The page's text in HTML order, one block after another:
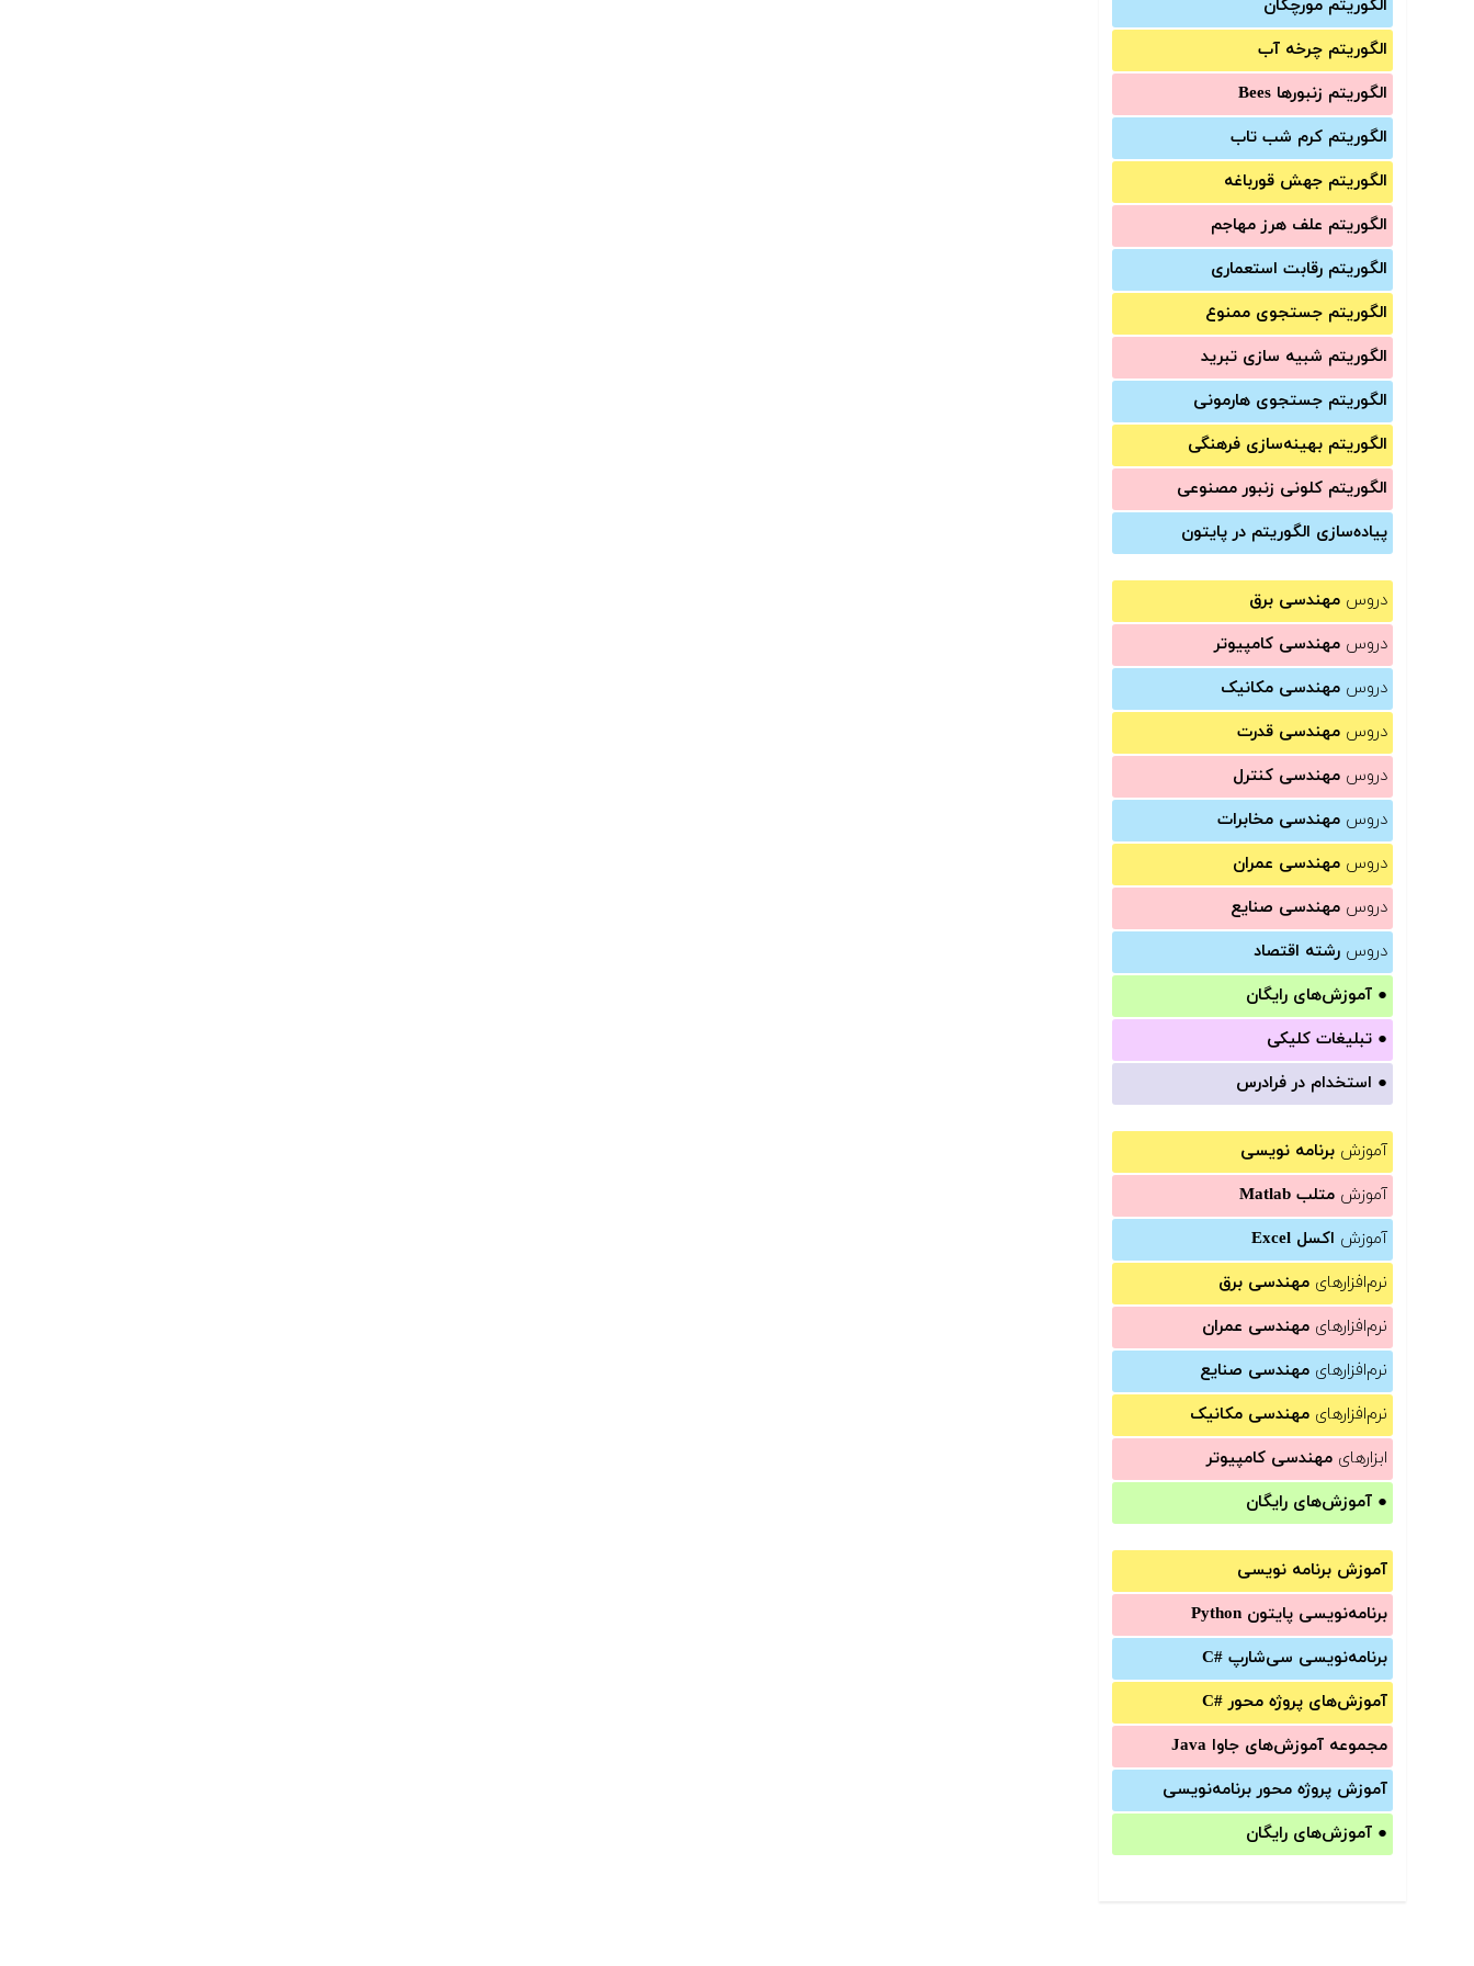
الگوریتم مورچگان
الگوریتم چرخه آب
الگوریتم زنبورها Bees
الگوریتم کرم شب تاب
الگوریتم جهش قورباغه
الگوریتم علف هرز مهاجم
الگوریتم رقابت استعماری
الگوریتم جستجوی ممنوع
الگوریتم شبیه سازی تبرید
الگوریتم جستجوی هارمونی
الگوریتم بهینه‌سازی فرهنگی
الگوریتم کلونی زنبور مصنوعی
پیاده‌سازی الگوریتم در پایتون
دروس مهندسی برق
دروس مهندسی کامپیوتر
دروس مهندسی مکانیک
دروس مهندسی قدرت
دروس مهندسی کنترل
دروس مهندسی مخابرات
دروس مهندسی عمران
دروس مهندسی صنایع
دروس رشته اقتصاد
● آموزش‌های رایگان
● تبلیغات کلیکی
● استخدام در فرادرس
آموزش برنامه نویسی
آموزش متلب Matlab
آموزش اکسل Excel
نرم‌افزارهای مهندسی برق
نرم‌افزارهای مهندسی عمران
نرم‌افزارهای مهندسی صنایع
نرم‌افزارهای مهندسی مکانیک
ابزارهای مهندسی کامپیوتر
● آموزش‌های رایگان
آموزش برنامه نویسی
برنامه‌نویسی پایتون Python
برنامه‌‌نویسی سی‌شارپ C#‎
آموزش‌های پروژه محور #C
مجموعه آموزش‌های جاوا Java
آموزش‌ پروژه محور برنامه‌نویسی
● آموزش‌های رایگان